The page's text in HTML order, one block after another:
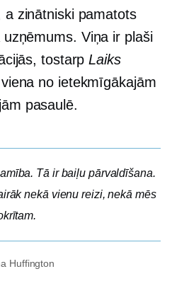
a zinātniski pamatots
uzņēmums. Viņa ir plaši
tostarpLaiks
no ietekmīgākajām
pasaulē.
Tā ir baiļu pārvaldīšana.
nekā vienu reizi, nekā mēs
Huffington